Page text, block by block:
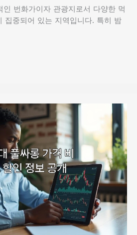
인 번화가이자 관광지로서 다양한 먹
집중되어 있는 지역입니다. 특히 밤